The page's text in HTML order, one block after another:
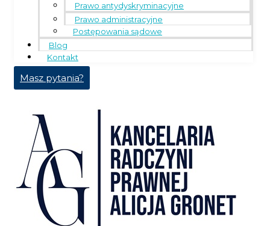
Prawo antydyskryminacyjne
Prawo administracyjne
Postępowania sądowe
Blog
Kontakt
Masz pytania?